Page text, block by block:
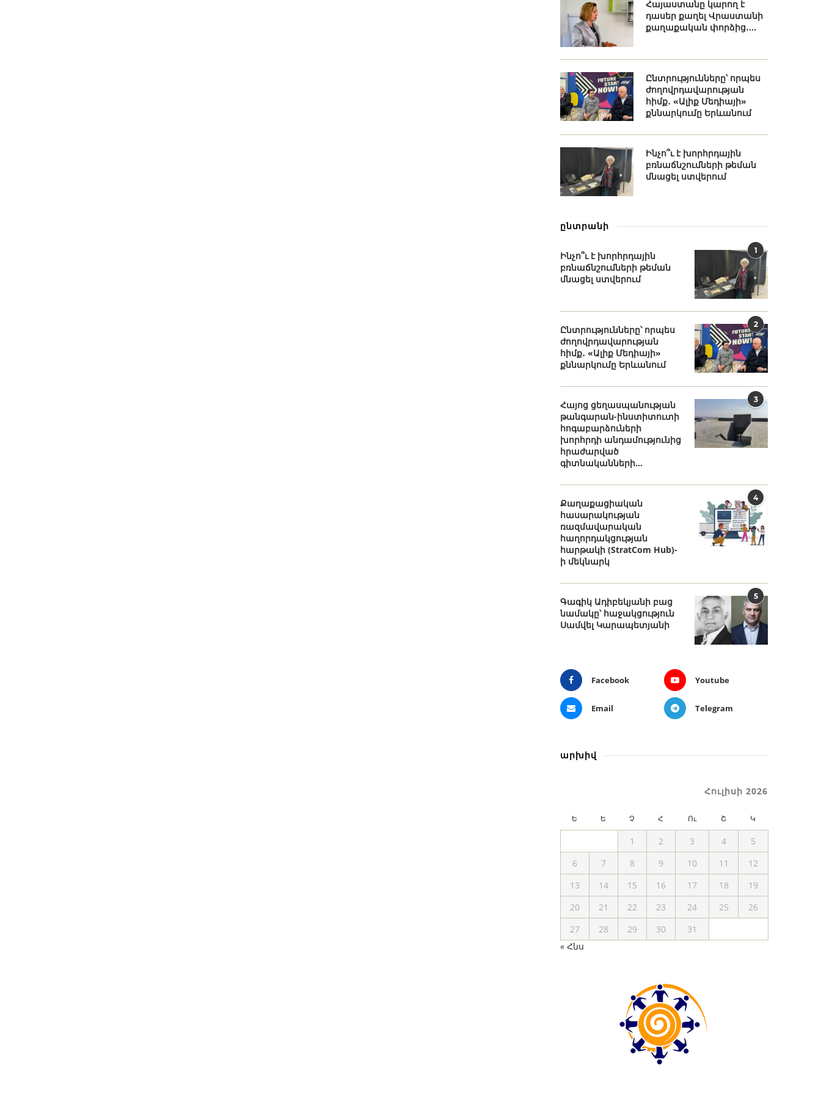
Հայաստանը կարող է
դասեր քաղել Վրաստանի
քաղաքական փորձից․...
Ընտրությունները՝ որպես
ժողովրդավարության
հիմք․ «Ալիք Մեդիայի»
քննարկումը Երևանում
Ինչո՞ւ է խորհրդային
բռնաճնշումների թեման
մնացել ստվերում
ընտրանի
1
Ինչո՞ւ է խորհրդային
բռնաճնշումների թեման
մնացել ստվերում
2
Ընտրությունները՝ որպես
ժողովրդավարության
հիմք․ «Ալիք Մեդիայի»
քննարկումը Երևանում
3
Հայոց ցեղասպանության
թանգարան-ինստիտուտի
հոգաբարձուների
խորհրդի անդամությունից
հրաժարված
գիտնականների...
4
Քաղաքացիական
հասարակության
ռազմավարական
հաղորդակցության
հարթակի (StratCom Hub)-
ի մեկնարկ
5
Գագիկ Ադիբեկյանի բաց
նամակը՝ հաջակցություն
Սամվել Կարապետյանի
Facebook Youtube
Email Telegram
արխիվ
Հուլիսի 2026
Ե Ե Չ Հ Ու Շ Կ
1 2 3 4
5
6
7 8 9 10 11
12
13
14 15 16 17 18
19
20
21 22 23 24 25
26
27
28 29 30
31
« Հնս